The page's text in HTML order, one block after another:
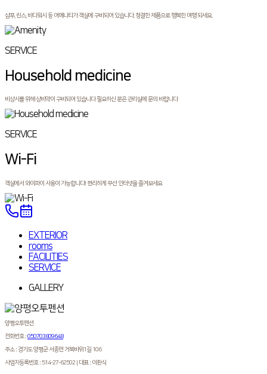
샴푸, 린스, 바디워시 등 어메니티가 객실에 구비되어 있습니다. 청결한 제품으로 행복한 여행 되세요.
SERVICE
Household medicine
비상시를 위해 상비약이 구비되어 있습니다 필요하신 분은 관리실에 문의 바랍니다
SERVICE
Wi-Fi
객실에서 와이파이 사용이 가능합니다! 편리하게 무선 인터넷을 즐겨보세요
EXTERIOR
rooms
FACILITIES
SERVICE
GALLERY
양평오투펜션
전화번호 :050703809648
주소 :경기도 양평군 서종면 거북바위1길 106
사업자등록번호 : 514-27-62502 대표 : 이환식